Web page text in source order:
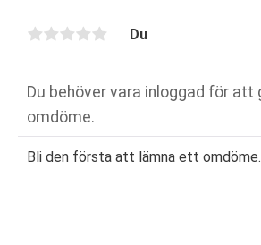
Du
Bli den första att lämna ett omdöme.